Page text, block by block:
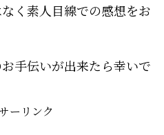
く素人目線での感想をお
手伝いが出来たら幸いで
ーリンク